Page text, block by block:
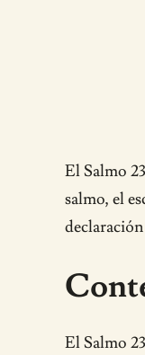
El Salmo
salmo, el
El Salmo